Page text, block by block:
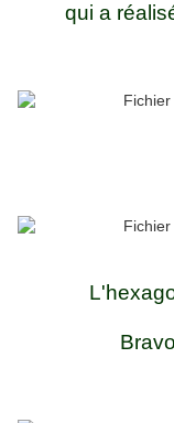
qui a